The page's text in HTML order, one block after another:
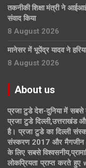
तकनीकी शिक्षा मंत्री ने
संवाद किया
8 August 2026
मानेसर में भूपेंद्र यादव ने
8 August 2026
About us
प्रजा टुडे देश-दुनिया में सबसे
प्रजा टुडे दिल्ली,उत्तराखंड
है। प्रजा टुडे का दिल्ली
संस्करण 2017 और मैगजीन
के लिए सबसे
लोकप्रियता प्राप्त करते